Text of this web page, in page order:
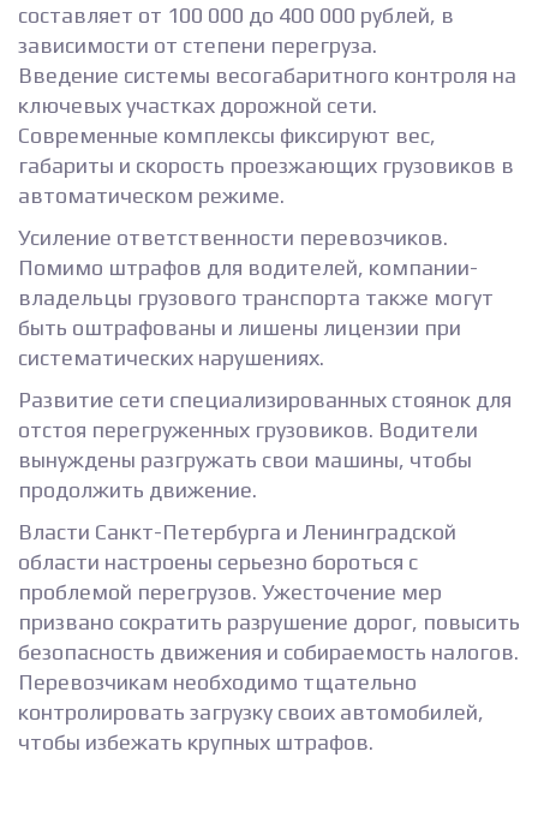
составляет от 100 000 до 400 000 рублей, в
зависимости от степени перегруза.
Введение системы весогабаритного контроля на
ключевых участках дорожной сети.
Современные комплексы фиксируют вес,
габариты и скорость проезжающих грузовиков в
автоматическом режиме.
Усиление ответственности перевозчиков.
Помимо штрафов для водителей, компании-
владельцы грузового транспорта также могут
быть оштрафованы и лишены лицензии при
систематических нарушениях.
Развитие сети специализированных стоянок для
отстоя перегруженных грузовиков. Водители
вынуждены разгружать свои машины, чтобы
продолжить движение.
Власти Санкт-Петербурга и Ленинградской
области настроены серьезно бороться с
проблемой перегрузов. Ужесточение мер
призвано сократить разрушение дорог, повысить
безопасность движения и собираемость налогов.
Перевозчикам необходимо тщательно
контролировать загрузку своих автомобилей,
чтобы избежать крупных штрафов.